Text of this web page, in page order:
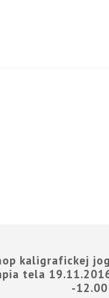
kaligrafickej
tela
-12.00